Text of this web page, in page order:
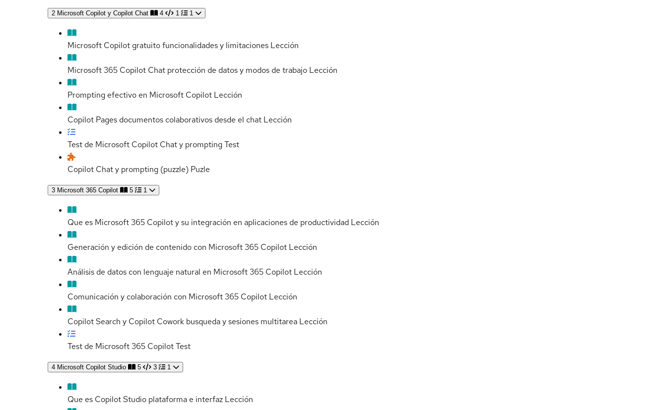
2 Microsoft Copilot y Copilot Chat 4 1 1
Microsoft Copilot gratuito funcionalidades y limitaciones Lección
Microsoft 365 Copilot Chat protección de datos y modos de trabajo Lección
Prompting efectivo en Microsoft Copilot Lección
Copilot Pages documentos colaborativos desde el chat Lección
Test de Microsoft Copilot Chat y promptingTest
Copilot Chat y prompting (puzzle) Puzle
3 Microsoft 365 Copilot 5 1
Que es Microsoft 365 Copilot y su integración en aplicaciones de productividad Lección
Generación y edición de contenido con Microsoft 365 Copilot Lección
Análisis de datos con lenguaje natural en Microsoft 365 Copilot Lección
Comunicación y colaboración con Microsoft 365 Copilot Lección
Copilot Search y Copilot Cowork busqueda y sesiones multitarea Lección
Test de Microsoft 365 CopilotTest
4 Microsoft Copilot Studio 5 3 1
Que es Copilot Studio plataforma e interfaz Lección